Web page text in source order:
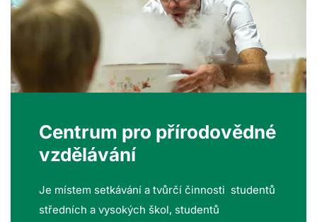
Centrum pro přírodovědné
vzdělávání
Je místem setkávání a tvůrčí činnosti studentů
středních a vysokých škol, studentů